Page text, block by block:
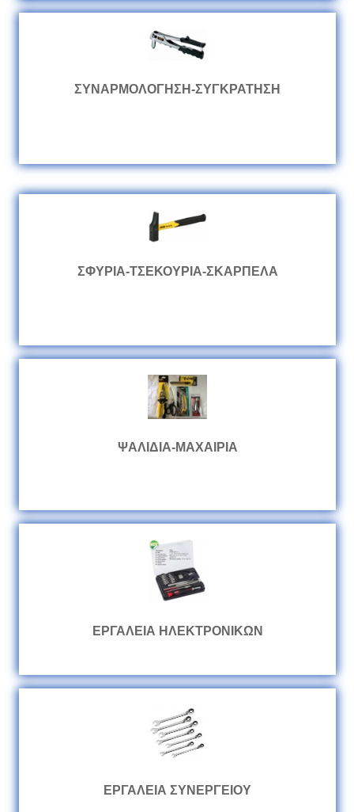
ΣΥΝΑΡΜΟΛΟΓΗΣΗ-ΣΥΓΚΡΑΤΗΣΗ
ΣΦΥΡΙΑ-ΤΣΕΚΟΥΡΙΑ-ΣΚΑΡΠΕΛΑ
ΨΑΛΙΔΙΑ-ΜΑΧΑΙΡΙΑ
ΕΡΓΑΛΕΙΑ ΗΛΕΚΤΡΟΝΙΚΩΝ
ΕΡΓΑΛΕΙΑ ΣΥΝΕΡΓΕΙΟΥ